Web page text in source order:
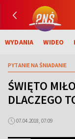
WYDANIA WIDEO
PYTANIE NA ŚNIADANIE
ŚWIĘTO
DLACZEGO
07.04.2018, 07:09